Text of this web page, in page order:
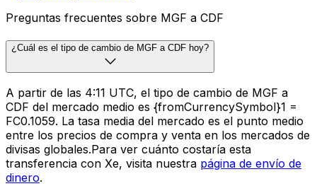
Preguntas frecuentes sobre MGF a CDF
¿Cuál es el tipo de cambio de MGF a CDF hoy?
A partir de las 4:11 UTC, el tipo de cambio de MGF a
CDF del mercado medio es {fromCurrencySymbol}1 =
FC0.1059. La tasa media del mercado es el punto medio
entre los precios de compra y venta en los mercados de
divisas globales.Para ver cuánto costaría esta
transferencia con Xe, visita nuestra página de envío de
dinero.